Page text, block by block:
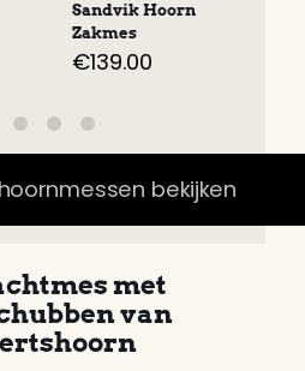
Sandvik Hoorn
Zakmes
€139.00
bekijken
met
van